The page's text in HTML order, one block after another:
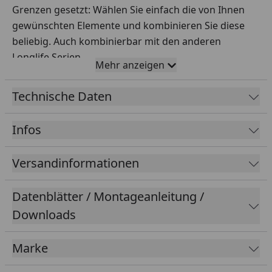
Grenzen gesetzt: Wählen Sie einfach die von Ihnen
gewünschten Elemente und kombinieren Sie diese
beliebig. Auch kombinierbar mit den anderen
Longlife Serien.
Aufgrund der LONGLIFE Rahmenkonstruktion
unterscheiden sich die Seiten der LONGLIFE
Rahmenprofil verwendet. Die Rückseite hingegen
zusätzliche Klemmleiste auf.
Anschlusselementen.
Maße BxH:
Rahmen:
Mehr anzeigen
Technische Daten
Infos
Versandinformationen
Datenblätter / Montageanleitung /
Downloads
Marke